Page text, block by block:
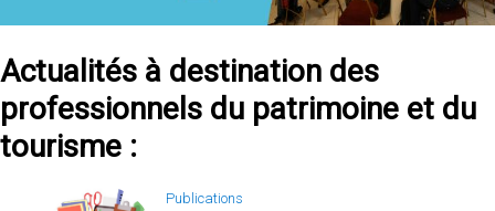
Actualités à destination des
professionnels du patrimoine et du
tourisme :
Publications